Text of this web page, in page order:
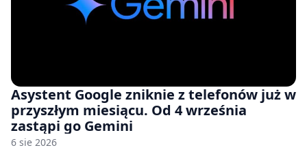
Asystent Google zniknie z telefonów już w
przyszłym miesiącu. Od 4 września
zastąpi go Gemini
6 sie 2026